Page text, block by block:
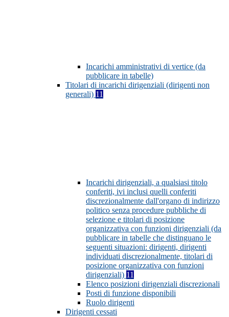
Incarichi amministrativi di vertice (da
pubblicare in tabelle)
Titolari di incarichi dirigenziali (dirigenti non
generali) 11
Incarichi dirigenziali, a qualsiasi titolo
conferiti, ivi inclusi quelli conferiti
discrezionalmente dall'organo di indirizzo
politico senza procedure pubbliche di
selezione e titolari di posizione
organizzativa con funzioni dirigenziali (da
pubblicare in tabelle che distinguano le
seguenti situazioni: dirigenti, dirigenti
individuati discrezionalmente, titolari di
posizione organizzativa con funzioni
dirigenziali) 11
Elenco posizioni dirigenziali discrezionali
Posti di funzione disponibili
Ruolo dirigenti
Dirigenti cessati